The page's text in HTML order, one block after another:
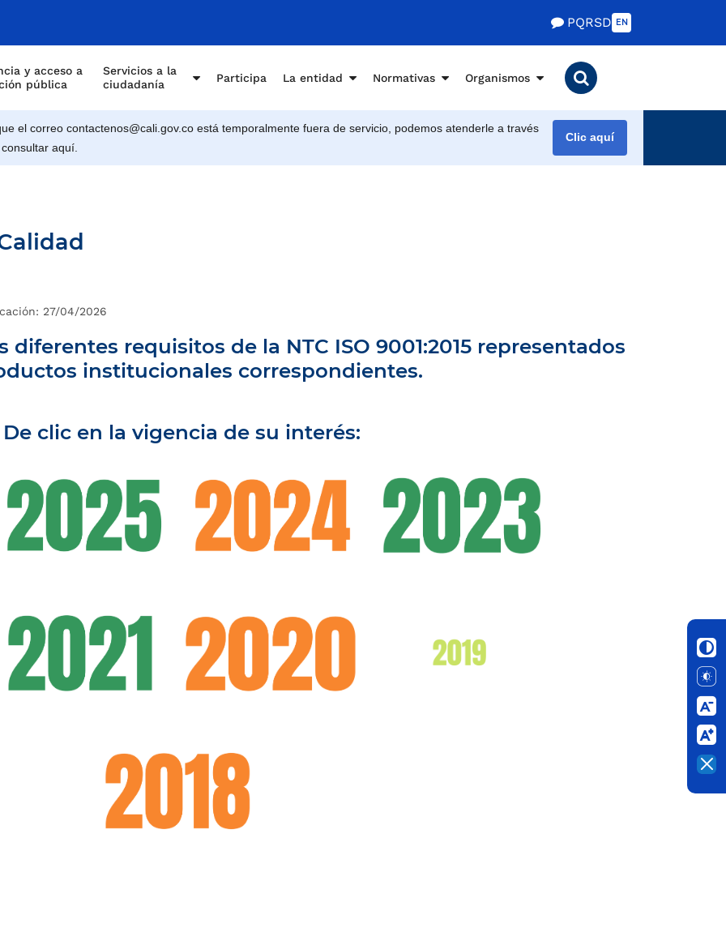
PQRSD EN
y acceso a
pública
Servicios a la
ciudadanía
Participa La entidad Normativas Organismos
el correo contactenos@cali.gov.co está temporalmente fuera de servicio, podemos atenderle a través
aquí.
Clic aquí
27/04/2026
requisitos de la NTC ISO 9001:2015 representados
institucionales correspondientes.
De clic en la vigencia de su interés: